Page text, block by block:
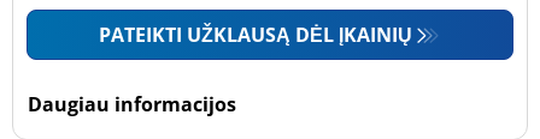
PATEIKTI UŽKLAUSĄ DĖL ĮKAINIŲ
Daugiau informacijos